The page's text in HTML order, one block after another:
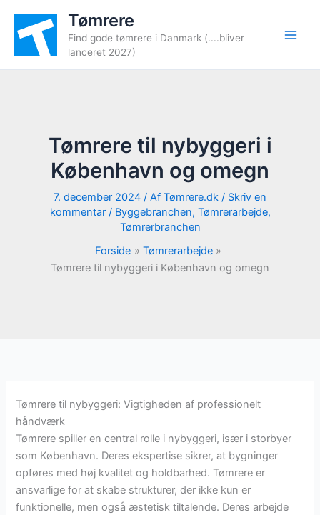
indholdet
Tømrere
Find gode tømrere i Danmark (....bliver
lanceret 2027)
Tømrere til nybyggeri i
København og omegn
7. december 2024 / Af Tømrere.dk / Skriv en
kommentar / Byggebranchen, Tømrerarbejde,
Tømrerbranchen
Forside
Tømrerarbejde
Tømrere til nybyggeri i København og omegn
Tømrere til nybyggeri: Vigtigheden af professionelt
håndværk
Tømrere spiller en central rolle i nybyggeri, især i storbyer
som København. Deres ekspertise sikrer, at bygninger
opføres med høj kvalitet og holdbarhed. Tømrere er
ansvarlige for at skabe strukturer, der ikke kun er
funktionelle, men også æstetisk tiltalende. Deres arbejde